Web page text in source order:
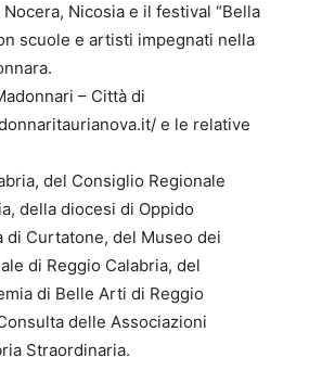
Nicosia e il festival “Bella
scuole e artisti impegnati nella
– Città di
e le relative
del Consiglio Regionale
della diocesi di Oppido
di Curtatone, del Museo dei
di Reggio Calabria, del
di Belle Arti di Reggio
delle Associazioni
Straordinaria.